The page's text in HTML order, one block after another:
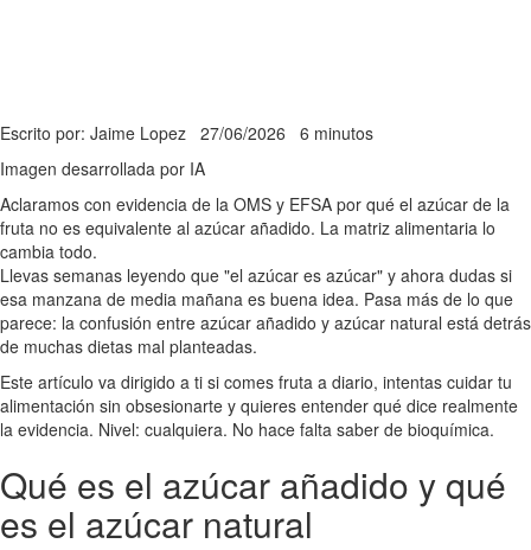
Escrito por: Jaime Lopez 27/06/2026 6 minutos
Imagen desarrollada por IA
Aclaramos con evidencia de la OMS y EFSA por qué el azúcar de la
fruta no es equivalente al azúcar añadido. La matriz alimentaria lo
cambia todo.
Llevas semanas leyendo que "el azúcar es azúcar" y ahora dudas si
esa manzana de media mañana es buena idea. Pasa más de lo que
parece: la confusión entre azúcar añadido y azúcar natural está detrás
de muchas dietas mal planteadas.
Este artículo va dirigido a ti si comes fruta a diario, intentas cuidar tu
alimentación sin obsesionarte y quieres entender qué dice realmente
la evidencia. Nivel: cualquiera. No hace falta saber de bioquímica.
Qué es el azúcar añadido y qué
es el azúcar natural